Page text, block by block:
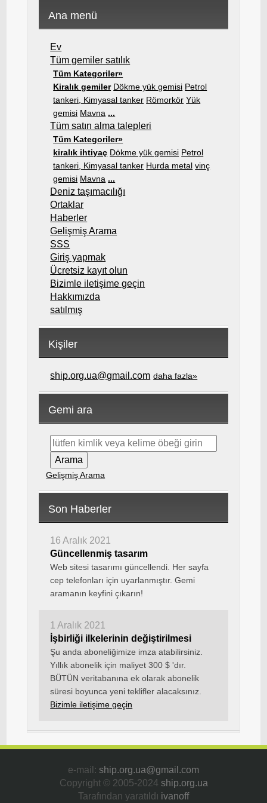
Ana menü
Ev
Tüm gemiler satılık
Tüm Kategoriler»
Kiralık gemiler Dökme yük gemisi Petrol
tankeri, Kimyasal tanker Römorkör Yük
gemisi Mavna ...
Tüm satın alma talepleri
Tüm Kategoriler»
kiralık ihtiyaç Dökme yük gemisi Petrol
tankeri, Kimyasal tanker Hurda metal vinç
gemisi Mavna ...
Deniz taşımacılığı
Ortaklar
Haberler
Gelişmiş Arama
SSS
Giriş yapmak
Ücretsiz kayıt olun
Bizimle iletişime geçin
Hakkımızda
satılmış
Kişiler
ship.org.ua@gmail.com daha fazla»
Gemi ara
Gelişmiş Arama
Son Haberler
16 Aralık 2021
Güncellenmiş tasarım
Web sitesi tasarımı güncellendi. Her sayfa
cep telefonları için uyarlanmıştır. Gemi
aramanın keyfini çıkarın!
1 Aralık 2021
İşbirliği ilkelerinin değiştirilmesi
Şu anda aboneliğimize imza atabilirsiniz.
Yıllık abonelik için maliyet 300 $ 'dır.
BÜTÜN veritabanına ek olarak abonelik
süresi boyunca yeni teklifler alacaksınız.
Bizimle iletişime geçin
e-mail: ship.org.ua@gmail.com
Copyright © 2005-2024 ship.org.ua
Tarafından yaratıldı ivanoff